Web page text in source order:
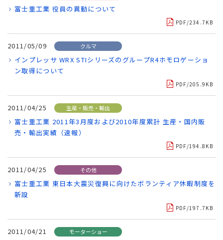
富士重工業 役員の異動について
PDF/234.7KB
2011/05/09 クルマ
インプレッサ WRX STIシリーズのグループR4ホモロゲーショ
ン取得について
PDF/205.9KB
2011/04/25 生産・販売・輸出
富士重工業 2011年3月度および2010年度累計 生産・国内販
売・輸出実績（速報）
PDF/194.8KB
2011/04/25 その他
富士重工業 東日本大震災復興に向けたボランティア休暇制度を
新設
PDF/197.7KB
2011/04/21 モーターショー